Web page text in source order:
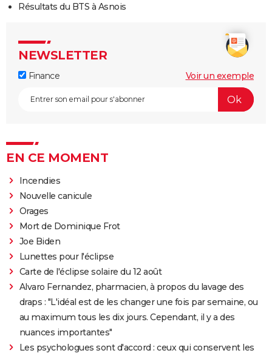
Résultats du BTS à Asnois
NEWSLETTER
Finance Voir un exemple
EN CE MOMENT
Incendies
Nouvelle canicule
Orages
Mort de Dominique Frot
Joe Biden
Lunettes pour l'éclipse
Carte de l'éclipse solaire du 12 août
Alvaro Fernandez, pharmacien, à propos du lavage des
draps : "L'idéal est de les changer une fois par semaine, ou
au maximum tous les dix jours. Cependant, il y a des
nuances importantes"
Les psychologues sont d'accord : ceux qui conservent les